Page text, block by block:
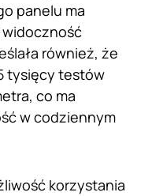
panelu ma
również, że
tysięcy testów
co ma
w codziennym
korzystania